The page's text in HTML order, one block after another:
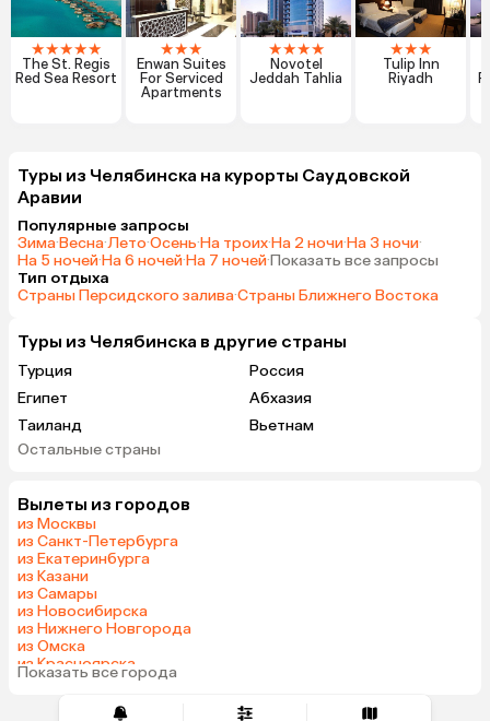
★★★★★
The St. Regis
Red Sea Resort
★★★
Enwan Suites
For Serviced
Apartments
★★★★
Novotel
Jeddah Tahlia
★★★
Tulip Inn
Riyadh
Туры из Челябинска на курорты Саудовской
Аравии
Популярные запросы
Зима·Весна·Лето·Осень·На троих·На 2 ночи·На 3 ночи·
На 5 ночей·На 6 ночей·На 7 ночей·Показать все запросы
Тип отдыха
Страны Персидского залива·Страны Ближнего Востока
Туры из Челябинска в другие страны
Турция
Россия
Египет
Абхазия
Таиланд
Вьетнам
ОАЭ
Остальные страны
Вылеты из городов
из Москвы
из Санкт-Петербурга
из Екатеринбурга
из Казани
из Самары
из Новосибирска
из Нижнего Новгорода
из Омска
из Красноярска
из Волгограда
Показать все города